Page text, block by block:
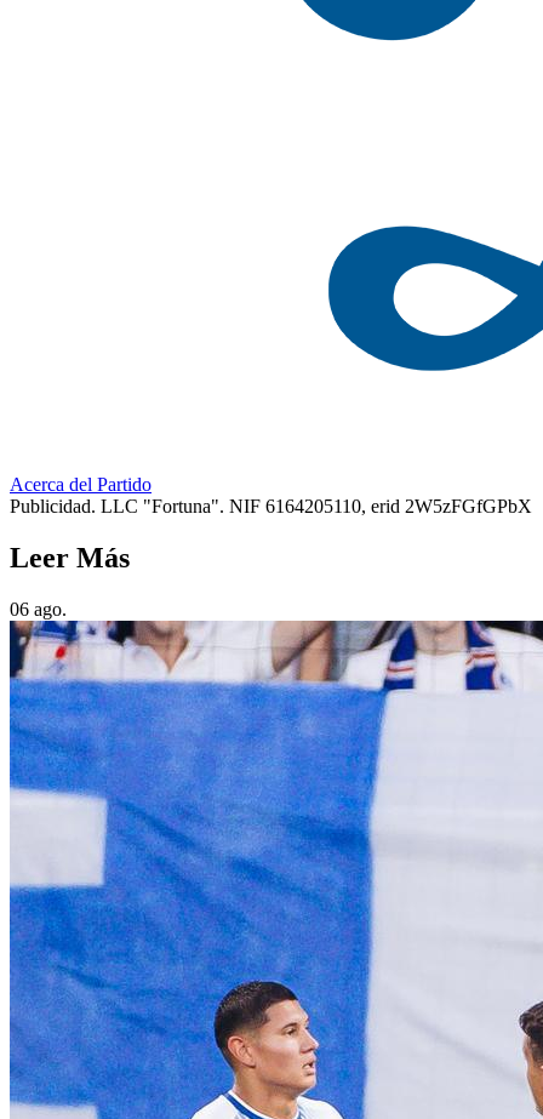
Acerca del Partido
Publicidad. LLC "Fortuna". NIF 6164205110, erid 2W5zFGfGPbX
Leer Más
06 ago.